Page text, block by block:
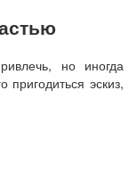
но иногда
пригодиться эскиз,